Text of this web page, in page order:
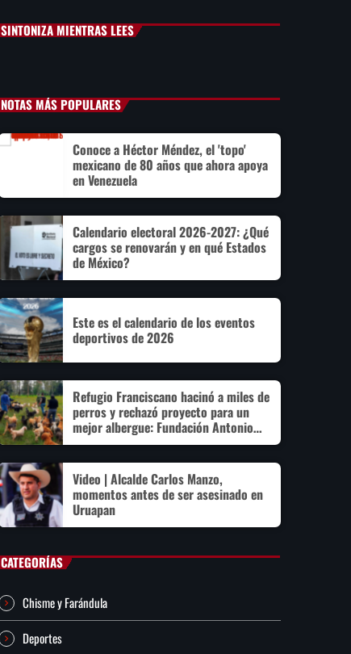
SINTONIZA MIENTRAS LEES
NOTAS MÁS POPULARES
Conoce a Héctor Méndez, el 'topo'
mexicano de 80 años que ahora apoya
en Venezuela
Calendario electoral 2026-2027: ¿Qué
cargos se renovarán y en qué Estados
de México?
Este es el calendario de los eventos
deportivos de 2026
Refugio Franciscano hacinó a miles de
perros y rechazó proyecto para un
mejor albergue: Fundación Antonio
Hagenbeck
Video | Alcalde Carlos Manzo,
momentos antes de ser asesinado en
Uruapan
CATEGORÍAS
Chisme y Farándula
Deportes